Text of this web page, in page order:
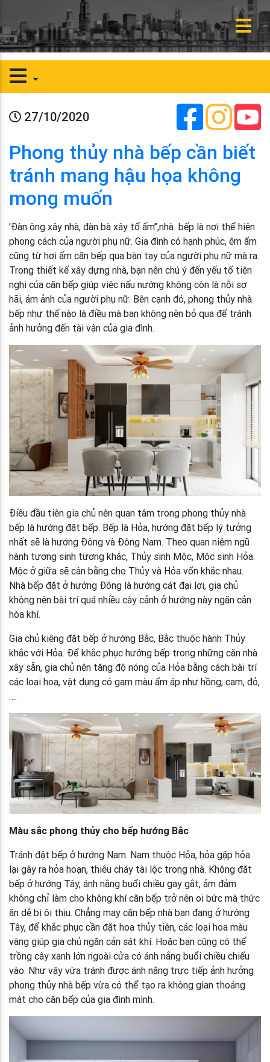
27/10/2020
Phong thủy nhà bếp cần biết
tránh mang hậu họa không
mong muốn
’Đàn ông xây nhà, đàn bà xây tổ ấm’’,nhà bếp là nơi thể hiện
phong cách của người phụ nữ. Gia đình có hạnh phúc, êm ấm
cũng từ hơi ấm căn bếp qua bàn tay của người phụ nữ mà ra.
Trong thiết kế xây dựng nhà, bạn nên chú ý đến yếu tố tiện
nghi của căn bếp giúp việc nấu nướng không còn là nỗi sợ
hãi, ám ảnh của người phụ nữ. Bên cạnh đó, phong thủy nhà
bếp như thế nào là điều mà bạn không nên bỏ qua để tránh
ảnh hưởng đến tài vận của gia đình.
Điều đầu tiên gia chủ nên quan tâm trong phong thủy nhà
bếp là hướng đặt bếp. Bếp là Hỏa, hướng đặt bếp lý tưởng
nhất sẽ là hướng Đông và Đông Nam. Theo quan niệm ngũ
hành tương sinh tương khắc, Thủy sinh Mộc, Mộc sinh Hỏa.
Mộc ở giữa sẽ cân bằng cho Thủy và Hỏa vốn khắc nhau.
Nhà bếp đặt ở hướng Đông là hướng cát đại lợi, gia chủ
không nên bài trí quá nhiều cây cảnh ở hướng này ngăn cản
hòa khí.
Gia chủ kiêng đặt bếp ở hướng Bắc, Bắc thuộc hành Thủy
khắc với Hỏa. Để khắc phục hướng bếp trong những căn nhà
xây sẵn, gia chủ nên tăng độ nóng của Hỏa bằng cách bài trí
các loại hoa, vật dụng có gam màu ấm áp như hồng, cam, đỏ,
….
Màu sắc phong thủy cho bếp hướng Bắc
Tránh đặt bếp ở hướng Nam. Nam thuộc Hỏa, hỏa gặp hỏa
lại gây ra hỏa hoạn, thiêu cháy tài lộc trong nhà. Không đặt
bếp ở hướng Tây, ánh nắng buổi chiều gay gắt, ảm đảm
không chỉ làm cho không khí căn bếp trở nên oi bức mà thức
ăn dễ bị ôi thiu. Chẳng may căn bếp nhà bạn đang ở hướng
Tây, để khắc phục cần đặt hoa thủy tiên, các loại hoa màu
vàng giúp gia chủ ngăn cản sát khí. Hoặc bạn cũng có thể
trồng cây xanh lớn ngoài cửa có ánh nắng buổi chiều chiếu
vào. Như vậy vừa tránh được ánh nắng trực tiếp ảnh hưởng
phong thủy nhà bếp vừa có thể tạo ra không gian thoáng
mát cho căn bếp của gia đình mình.